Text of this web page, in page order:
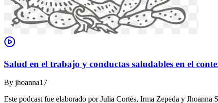
Salud en el trabajo y conductas saludables en el
By jhoanna17
Este podcast fue elaborado por Julia Cortés, Irma Zepeda y Jhoanna